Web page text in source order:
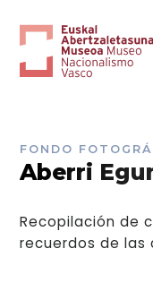
FONDO
Aberri
Recopilación de
recuerdos de las